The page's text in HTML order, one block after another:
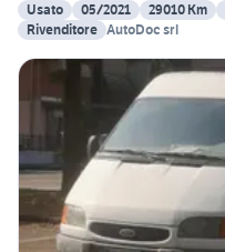
Usato
05/2021 29010 Km
Rivenditore AutoDoc srl